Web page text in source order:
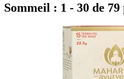
Sommeil : 1 - 30 de